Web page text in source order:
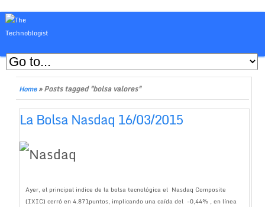
Home»Posts tagged "bolsa valores"
La Bolsa Nasdaq 16/03/2015
Ayer, el principal indice de la bolsa tecnológica el Nasdaq Composite
(IXIC) cerró en 4.871puntos, implicando una caída del -0,44% , en línea